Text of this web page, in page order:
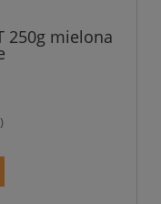
250g mielona